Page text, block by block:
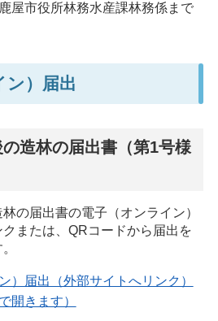
屋市役所林務水産課林務係まで
ン）届出
造林の届出書（第1号様
の届出書の電子（オンライン）
または、QRコードから届出を
）届出（外部サイトへリンク）
開きます）